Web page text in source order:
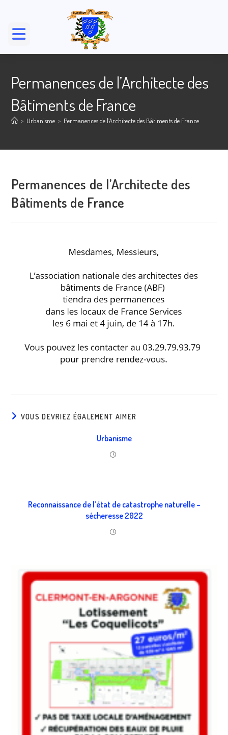
Permanences de l’Architecte des
Bâtiments de France
> Urbanisme > Permanences de l’Architecte des Bâtiments de France
Permanences de l’Architecte des
Bâtiments de France
VOUS DEVRIEZ ÉGALEMENT AIMER
Urbanisme
Reconnaissance de l’état de catastrophe naturelle –
sécheresse 2022